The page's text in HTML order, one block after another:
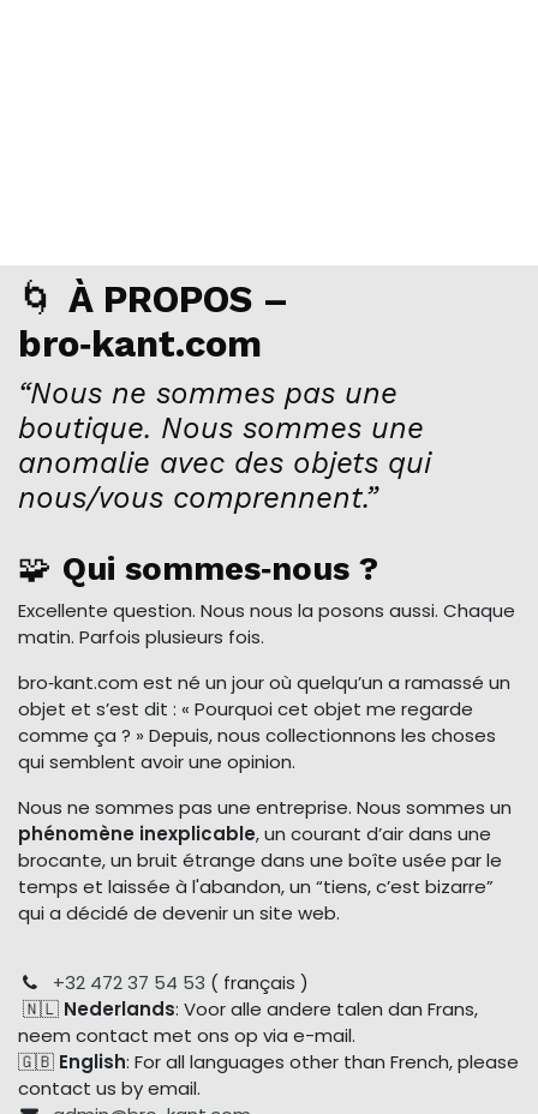
🌀 À PROPOS –
bro‑kant.com
“Nous ne sommes pas une
boutique. Nous sommes une
anomalie avec des objets qui
nous/vous comprennent.”
🧩 Qui sommes‑nous ?
Excellente question. Nous nous la posons aussi. Chaque
matin. Parfois plusieurs fois.
bro‑kant.com est né un jour où quelqu’un a ramassé un
objet et s’est dit : « Pourquoi cet objet me regarde
comme ça ? » Depuis, nous collectionnons les choses
qui semblent avoir une opinion.
Nous ne sommes pas une entreprise. Nous sommes un
phénomène inexplicable, un courant d’air dans une
brocante, un bruit étrange dans une boîte usée par le
temps et laissée à l'abandon, un “tiens, c’est bizarre”
qui a décidé de devenir un site web.
+32 472 37 54 53 ( français )
🇳🇱 Nederlands: Voor alle andere talen dan Frans,
neem contact met ons op via e-mail.
🇬🇧 English: For all languages other than French, please
contact us by email.